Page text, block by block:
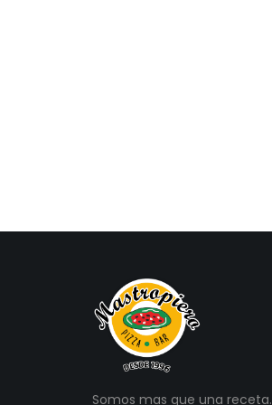
Somos mas que una receta.